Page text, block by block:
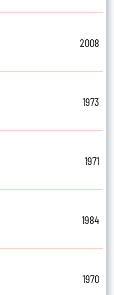
2008
1973
1971
1984
1970